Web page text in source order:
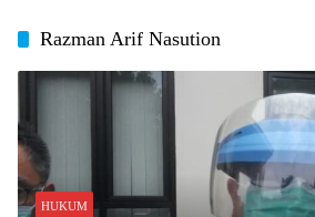
Razman Arif Nasution
HUKUM